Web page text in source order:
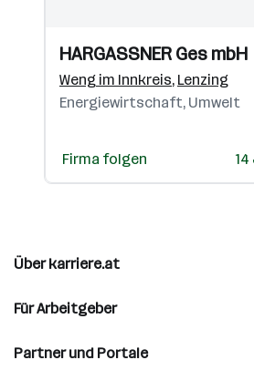
Videos
Einblicke
Einblicke
HARGASSNER Ges mbH
Weng im Innkreis, Lenzing
Energiewirtschaft, Umwelt
Firma folgen
Über karriere.at
Für Arbeitgeber
Partner und Portale